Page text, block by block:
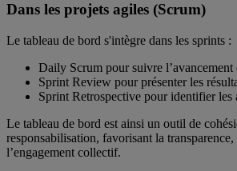
Dans les projets agiles (Scrum)
Le tableau de bord s'intègre dans les sprints :
Daily Scrum pour suivre l’avancement
Sprint Review pour présenter les
Sprint Retrospective pour identifier les
Le tableau de bord est ainsi un outil de
responsabilisation, favorisant la
l’engagement collectif.